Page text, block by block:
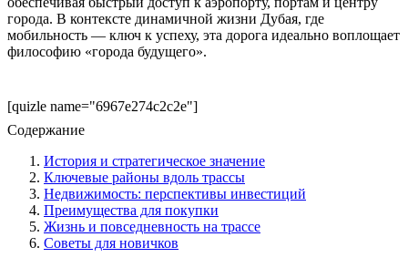
города. В контексте динамичной жизни Дубая, где
мобильность — ключ к успеху, эта дорога идеально воплощает
философию «города будущего».
[quizle name="6967e274c2c2e"]
Содержание
История и стратегическое значение
Ключевые районы вдоль трассы
Недвижимость: перспективы инвестиций
Преимущества для покупки
Жизнь и повседневность на трассе
Советы для новичков